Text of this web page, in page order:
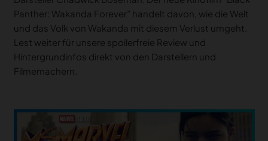
Panther: Wakanda Forever” handelt davon, wie die Welt
und das Volk von Wakanda mit diesem Verlust umgeht.
Lest weiter für unsere spoilerfreie Review und
Hintergrundinfos direkt von den Darstellern und
Filmemachern.